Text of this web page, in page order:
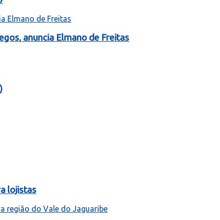
anuncia Elmano de Freitas
lojistas